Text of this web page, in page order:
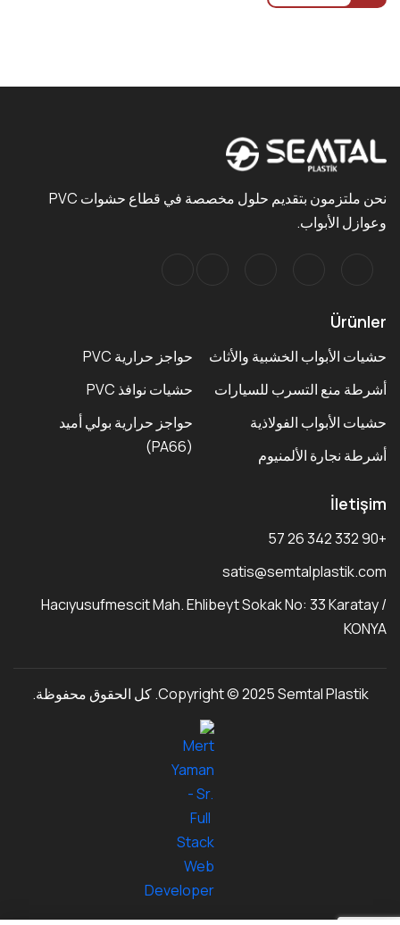
نحن ملتزمون بتقديم حلول مخصصة في قطاع حشوات PVC
وعوازل الأبواب.
Ürünler
حشيات الأبواب الخشبية والأثاث
أشرطة منع التسرب للسيارات
حشيات الأبواب الفولاذية
أشرطة نجارة الألمنيوم
حواجز حرارية PVC
حشيات نوافذ PVC
حواجز حرارية بولي أميد
(PA66)
İletişim
+90 332 342 26 57
satis@semtalplastik.com
Hacıyusufmescit Mah. Ehlibeyt Sokak No: 33 Karatay /
KONYA
Copyright © 2025 Semtal Plastik. كل الحقوق محفوظة.